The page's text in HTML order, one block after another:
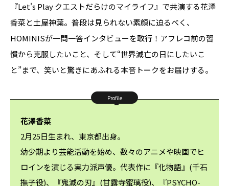
『Let's Play クエストだらけのマイライフ』で共演する花澤
香菜と土屋神葉。普段は見られない素顔に迫るべく、
HOMINISが一問一答インタビューを敢行！アフレコ前の習
慣から克服したいこと、そして“世界滅亡の日にしたいこ
と”まで、笑いと驚きにあふれる本音トークをお届けする。
Profile
花澤香菜
2月25日生まれ、東京都出身。
幼少期より芸能活動を始め、数々のアニメや映画でヒ
ロインを演じる実力派声優。代表作に『化物語』(千石
撫子役)、『鬼滅の刃』(甘露寺蜜璃役)、『PSYCHO-